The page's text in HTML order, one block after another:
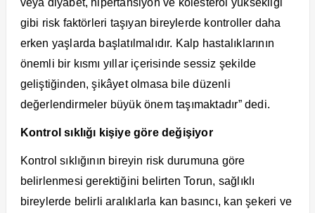
veya diyabet, hipertansiyon ve kolesterol yüksekliği
gibi risk faktörleri taşıyan bireylerde kontroller daha
erken yaşlarda başlatılmalıdır. Kalp hastalıklarının
önemli bir kısmı yıllar içerisinde sessiz şekilde
geliştiğinden, şikâyet olmasa bile düzenli
değerlendirmeler büyük önem taşımaktadır” dedi.
Kontrol sıklığı kişiye göre değişiyor
Kontrol sıklığının bireyin risk durumuna göre
belirlenmesi gerektiğini belirten Torun, sağlıklı
bireylerde belirli aralıklarla kan basıncı, kan şekeri ve